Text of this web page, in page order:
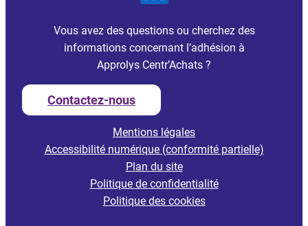
Vous avez des questions ou cherchez des
informations concernant l’adhésion à
Approlys Centr’Achats ?
Contactez-nous
Mentions légales
Accessibilité numérique (conformité partielle)
Plan du site
Politique de confidentialité
Politique des cookies